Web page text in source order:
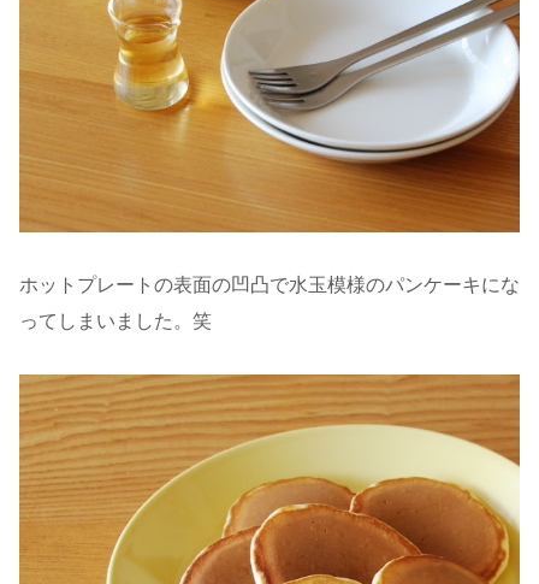
ホットプレートの表面の凹凸で水玉模様のパンケーキにな
ってしまいました。笑